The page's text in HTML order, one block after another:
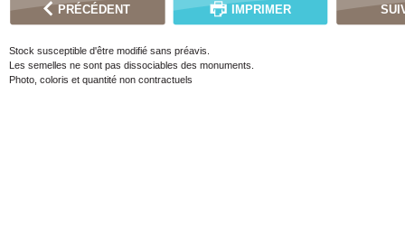
PRÉCÉDENT IMPRIMER
Stock susceptible d'être modifié sans préavis.
Les semelles ne sont pas dissociables des monuments.
Photo, coloris et quantité non contractuels